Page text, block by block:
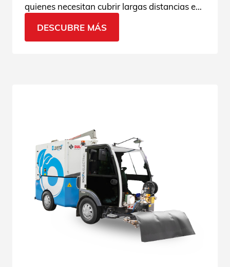
quienes necesitan cubrir largas distancias en
rendimiento de limpieza, confort para el
operador y la seguridad que siempre
DESCUBRE MÁS